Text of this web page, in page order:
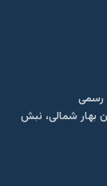
بهار شمالی، نبش